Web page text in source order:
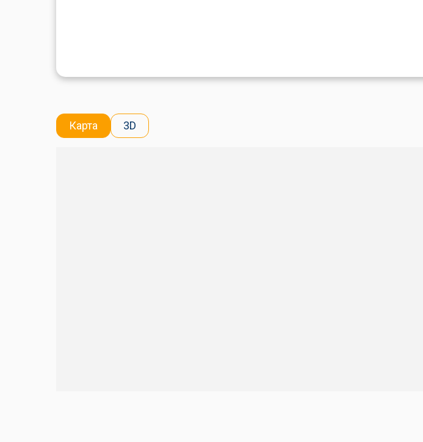
Карта 3D